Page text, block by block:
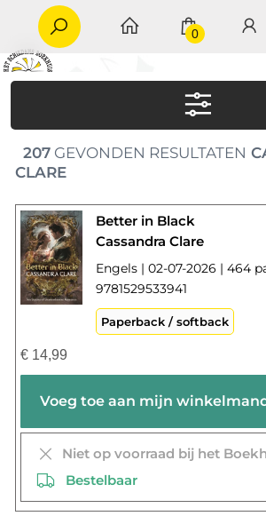
0
207GEVONDEN RESULTATEN
CLARE
Better in Black
Cassandra Clare
Engels | 02-07-2026 | 464
9781529533941
Paperback / softback
€14,99
Niet op voorraad bij het
Bestelbaar